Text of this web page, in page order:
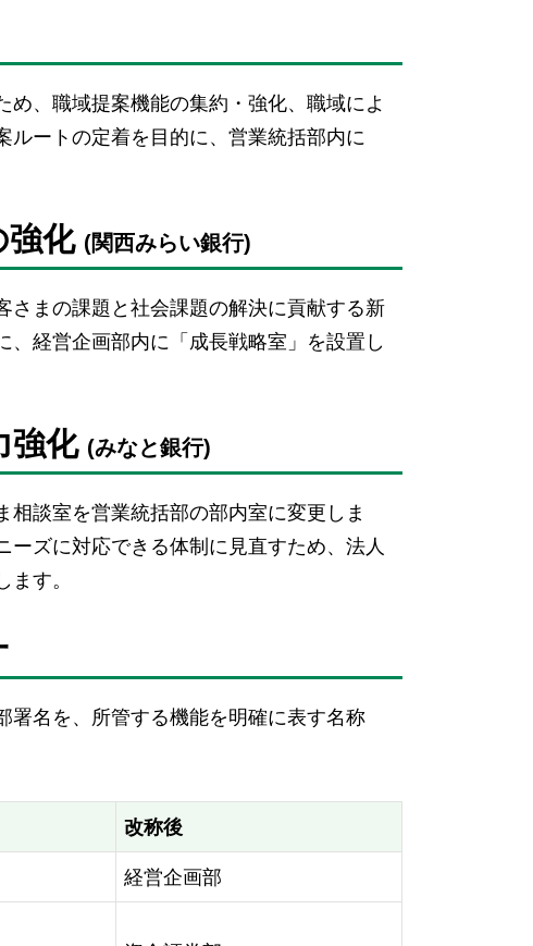
、職域提案機能の集約・強化、職域によ
ルートの定着を目的に、営業統括部内に
強化 (関西みらい銀行)
さまの課題と社会課題の解決に貢献する新
経営企画部内に「成長戦略室」を設置し
強化 (みなと銀行)
談室を営業統括部の部内室に変更しま
ズに対応できる体制に見直すため、法人
す。
署名を、所管する機能を明確に表す名称
改称後
経営企画部